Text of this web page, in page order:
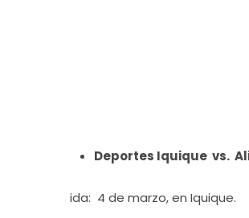
Deportes Iquique vs.
ida: 4 de marzo, en Iquique.